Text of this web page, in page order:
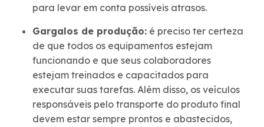
para levar em conta possíveis atrasos.
Gargalos de produção: é preciso ter certeza
de que todos os equipamentos estejam
funcionando e que seus colaboradores
estejam treinados e capacitados para
executar suas tarefas. Além disso, os veículos
responsáveis pelo transporte do produto final
devem estar sempre prontos e abastecidos,